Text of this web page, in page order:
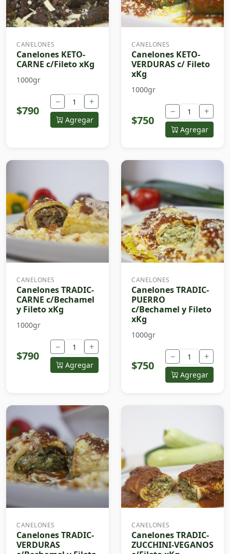
CANELONES
Canelones KETO-
CARNE c/Fileto xKg
1000gr
$790
− +
Agregar
CANELONES
Canelones KETO-
VERDURAS c/ Fileto
xKg
1000gr
$750
− +
Agregar
CANELONES
Canelones TRADIC-
CARNE c/Bechamel
y Fileto xKg
1000gr
$790
− +
Agregar
CANELONES
Canelones TRADIC-
PUERRO
c/Bechamel y Fileto
xKg
1000gr
$750
− +
Agregar
CANELONES
Canelones TRADIC-
VERDURAS
CANELONES
Canelones TRADIC-
ZUCCHINI-VEGANOS